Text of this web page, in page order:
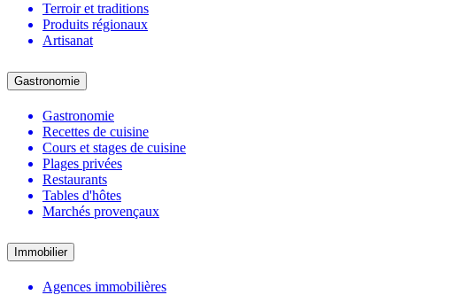
Terroir et traditions
Produits régionaux
Artisanat
Gastronomie
Gastronomie
Recettes de cuisine
Cours et stages de cuisine
Plages privées
Restaurants
Tables d'hôtes
Marchés provençaux
Immobilier
Agences immobilières